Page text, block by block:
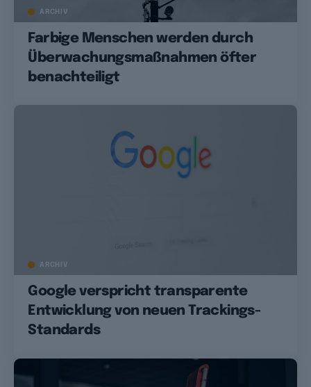
ARCHIV
Farbige Menschen werden durch
Überwachungsmaßnahmen öfter
benachteiligt
ARCHIV
Google verspricht transparente
Entwicklung von neuen Trackings-
Standards